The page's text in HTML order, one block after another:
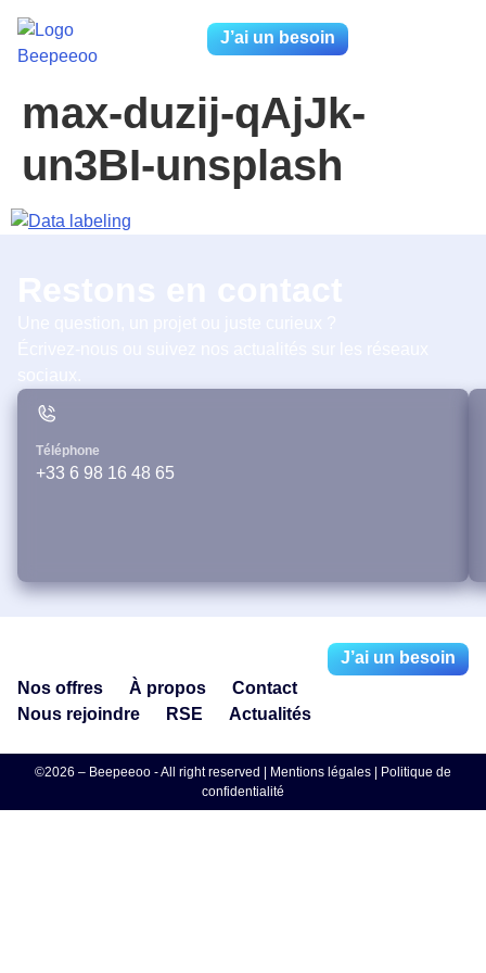
J’ai un besoin
max-duzij-qAjJk-
un3BI-unsplash
Téléphone
+33 6 98 16 48 65
Nos offres À propos
Contact
Nous rejoindre
RSE Actualités
J’ai un besoin
©2026 – Beepeeoo - All right reserved | Mentions légales
Politique de
confidentialité